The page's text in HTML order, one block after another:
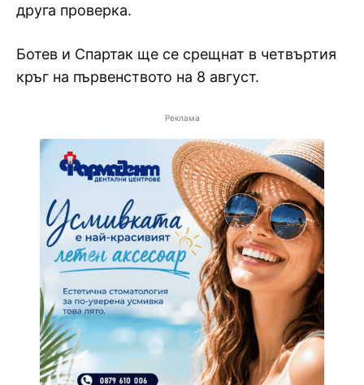
друга проверка.
Ботев и Спартак ще се срещнат в четвъртия
кръг на първенството на 8 август.
Реклама